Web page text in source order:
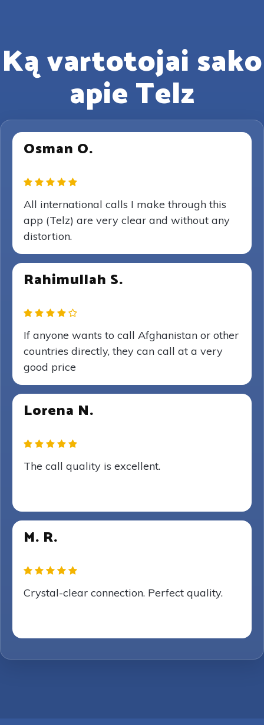
Ką vartotojai sako
apie Telz
Osman O.
All international calls I make through this
app (Telz) are very clear and without any
distortion.
Rahimullah S.
If anyone wants to call Afghanistan or other
countries directly, they can call at a very
good price
Lorena N.
The call quality is excellent.
M. R.
Crystal-clear connection. Perfect quality.